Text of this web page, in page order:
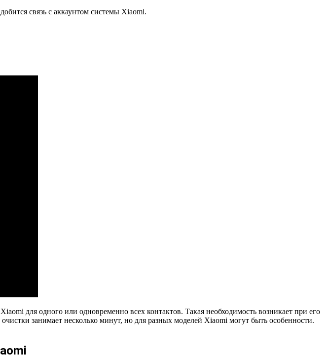
связь с аккаунтом системы Xiaomi.
для одного или одновременно всех контактов. Такая необходимость возникает при его
занимает несколько минут, но для разных моделей Xiaomi могут быть особенности.